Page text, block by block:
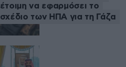
έτοιμη να εφαρμόσει το
σχέδιο των ΗΠΑ για τη Γάζα